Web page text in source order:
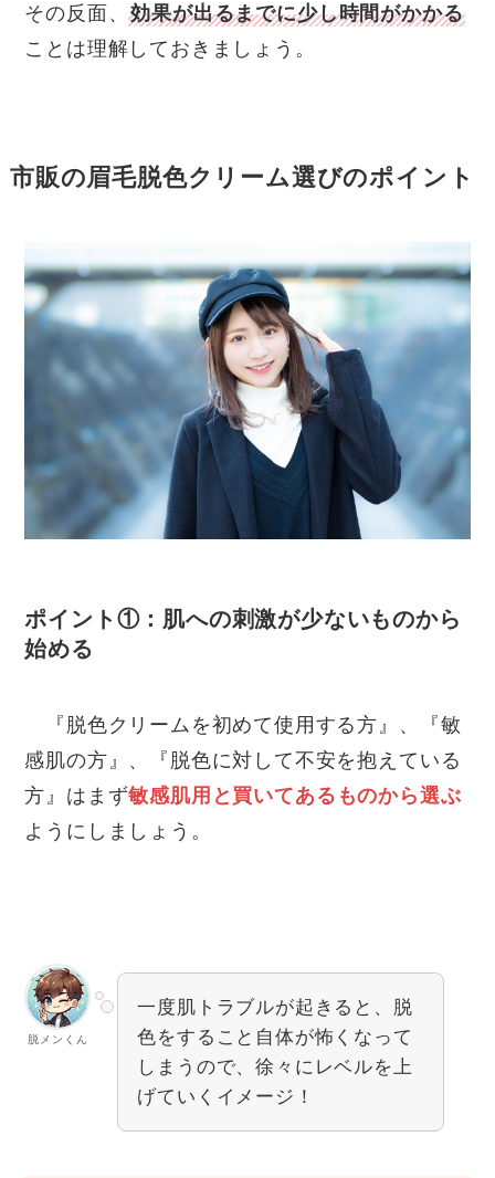
その反面、効果が出るまでに少し時間がかかる
ことは理解しておきましょう。
市販の眉毛脱色クリーム選びのポイント
ポイント①：肌への刺激が少ないものから
始める
『脱色クリームを初めて使用する方』、『敏
感肌の方』、『脱色に対して不安を抱えている
方』はまず敏感肌用と買いてあるものから選ぶ
ようにしましょう。
脱メンくん
一度肌トラブルが起きると、脱
色をすること自体が怖くなって
しまうので、徐々にレベルを上
げていくイメージ！